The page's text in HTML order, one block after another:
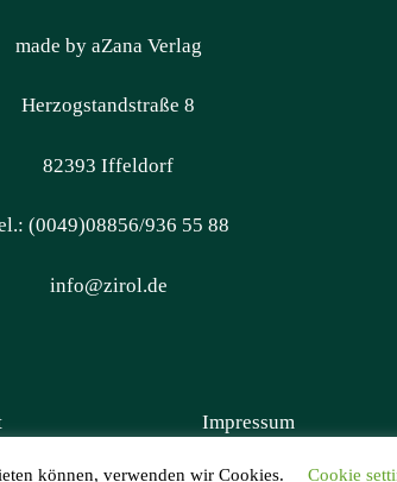
made by aZana Verlag
Herzogstandstraße 8
82393 Iffeldorf
(0049)08856/936 55 88
info@zirol.de
Impressum
können, verwenden wir Cookies. Cookie